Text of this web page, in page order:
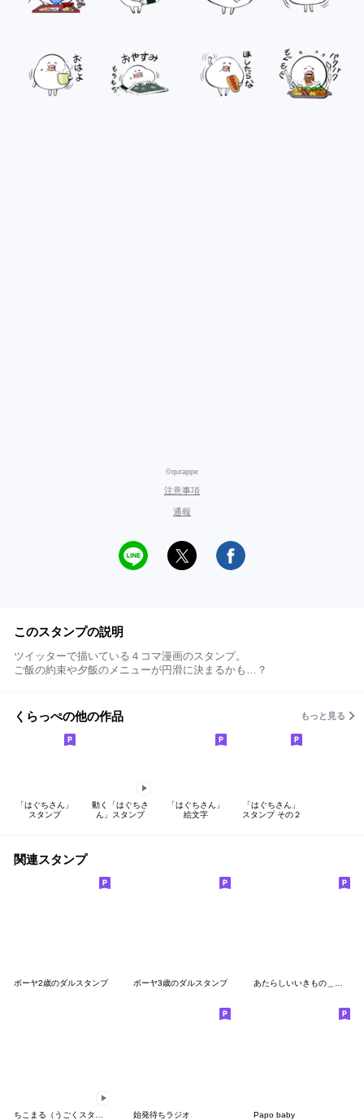
©qurappe
注意事項
通報
このスタンプの説明
ツイッターで描いている４コマ漫画のスタンプ。
ご飯の約束や夕飯のメニューが円滑に決まるかも…？
くらっぺの他の作品 もっと見る
「はぐちさん」
スタンプ
動く「はぐちさ
ん」スタンプ
「はぐちさん」
絵文字
「はぐちさん」
スタンプ その２
関連スタンプ
ボーヤ2歳のダルスタンプ ボーヤ3歳のダルスタンプ あたらしいいきもの＿やりとり
始発待ちラジオ Papo baby